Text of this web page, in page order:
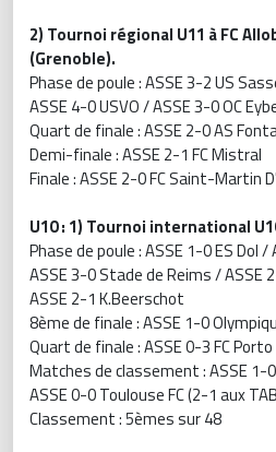
2) Tournoi régional U11 à FC
(Grenoble).
Phase de poule : ASSE 3-2 US
ASSE 4-0 USVO / ASSE 3-0 OC
Quart de finale : ASSE 2-0 AS
Demi-finale : ASSE 2-1 FC Mistral
Finale : ASSE 2-0 FC Saint-Martin
U10 : 1) Tournoi international
Phase de poule : ASSE 1-0 ES Dol
ASSE 3-0 Stade de Reims / ASSE
ASSE 2-1 K.Beerschot
8ème de finale : ASSE 1-0
Quart de finale : ASSE 0-3 FC Porto
Matches de classement : ASSE 1-0
ASSE 0-0 Toulouse FC (2-1 aux
Classement : 5èmes sur 48